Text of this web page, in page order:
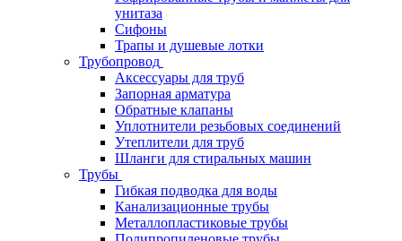
унитаза
Сифоны
Трапы и душевые лотки
Трубопровод
Аксессуары для труб
Запорная арматура
Обратные клапаны
Уплотнители резьбовых соединений
Утеплители для труб
Шланги для стиральных машин
Трубы
Гибкая подводка для воды
Канализационные трубы
Металлопластиковые трубы